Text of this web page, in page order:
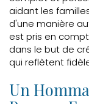
aidant les
d'une manière
est pris en
dans le but de
qui reflètent
Un